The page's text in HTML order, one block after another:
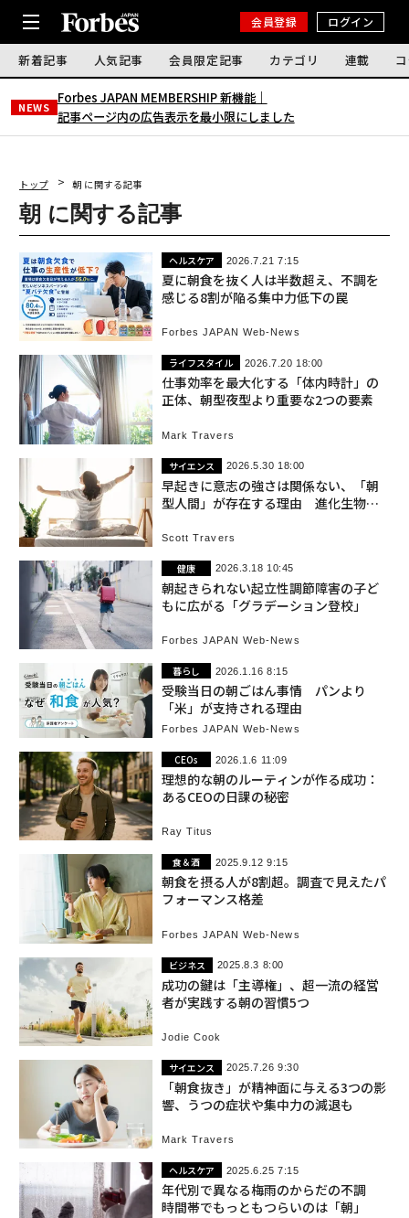
会員登録 ログイン
新着記事 人気記事 会員限定記事 カテゴリ 連載
NEWS
Forbes JAPAN MEMBERSHIP 新機能｜
記事ページ内の広告表示を最小限にしました
トップ 朝 に関する記事
朝 に関する記事
ヘルスケア 2026.7.21 7:15
夏に朝食を抜く人は半数超え、不調を
感じる8割が陥る集中力低下の罠
Forbes JAPAN Web-News
ライフスタイル 2026.7.20 18:00
仕事効率を最大化する「体内時計」の
正体、朝型夜型より重要な2つの要素
Mark Travers
サイエンス 2026.5.30 18:00
早起きに意志の強さは関係ない、「朝
型人間」が存在する理由 進化生物学
Scott Travers
健康 2026.3.18 10:45
朝起きられない起立性調節障害の子ど
もに広がる「グラデーション登校」
Forbes JAPAN Web-News
暮らし 2026.1.16 8:15
受験当日の朝ごはん事情 パンより
「米」が支持される理由
Forbes JAPAN Web-News
CEOs 2026.1.6 11:09
理想的な朝のルーティンが作る成功：
あるCEOの日課の秘密
Ray Titus
食＆酒 2025.9.12 9:15
朝食を摂る人が8割超。調査で見えたパ
フォーマンス格差
Forbes JAPAN Web-News
ビジネス 2025.8.3 8:00
成功の鍵は「主導権」、超一流の経営
者が実践する朝の習慣5つ
Jodie Cook
サイエンス 2025.7.26 9:30
「朝食抜き」が精神面に与える3つの影
響、うつの症状や集中力の減退も
Mark Travers
ヘルスケア 2025.6.25 7:15
年代別で異なる梅雨のからだの不調
時間帯でもっともつらいのは「朝」